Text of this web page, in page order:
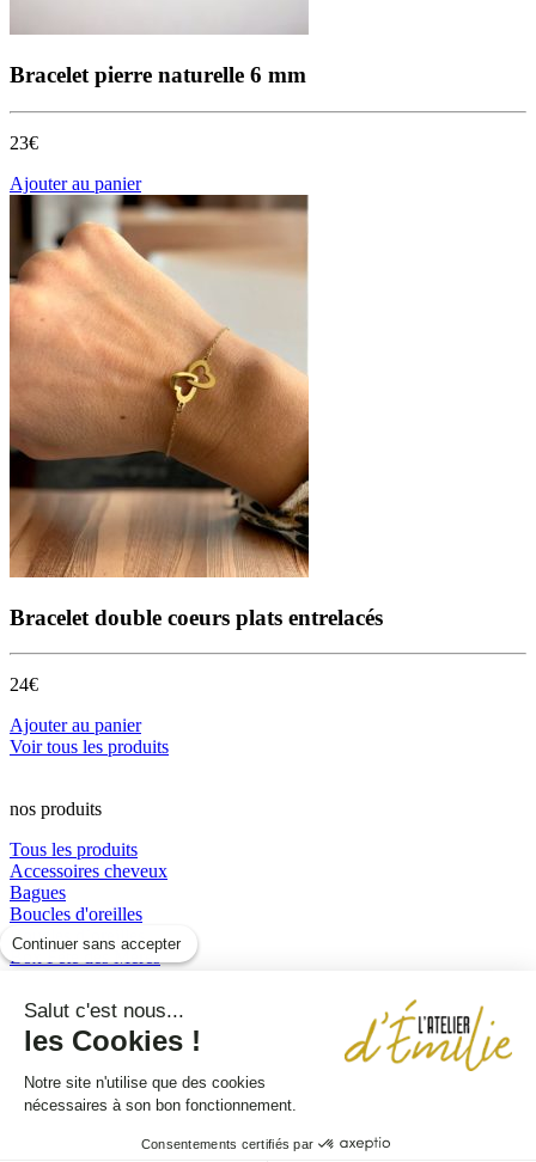
Bracelet pierre naturelle 6 mm
23€
Ajouter au panier
Bracelet double coeurs plats entrelacés
24€
Ajouter au panier
Voir tous les produits
nos produits
Tous les produits
Accessoires cheveux
Bagues
Boucles d'oreilles
Boucles d’oreilles
Box Fête des Mères
Colliers
perles et résine
Sautoirs
Pages
Continuer sans accepter
Salut c'est nous...
les Cookies !
Notre site n'utilise que des cookies
nécessaires à son bon fonctionnement.
Consentements certifiés par